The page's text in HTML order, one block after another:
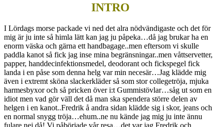
INTRO
I Lördags morse packade vi ned det alra nödvändigaste och det för
mig är ju inte så himla lätt kan jag ju påpeka…då jag brukar ha en
enorm väska och gärna ett handbagage..men eftersom vi skulle
paddla kanot så fick jag inse mina begränsningar..men våttservetter,
papper, handdecinfektionsmedel, deodorant och fickspegel fick
landa i en påse som denna helg var min necesär…Jag klädde mig
även i extremt sköna slackerkläder så som stor collegetröja, mjuka
harmesbyxor och så pricken över i:t Gummistövlar…såg ut som en
idiot men vad gör väll det då man ska spendera större delen av
helgen i en kanot..Fredrik å andra sidan klädde sig i skor, jeans och
en normal snygg tröja…ehum..ne nu kände jag mig ju inte ännu
fulare nej då! Vi påbörjade vår resa…det var jag Fredrik och